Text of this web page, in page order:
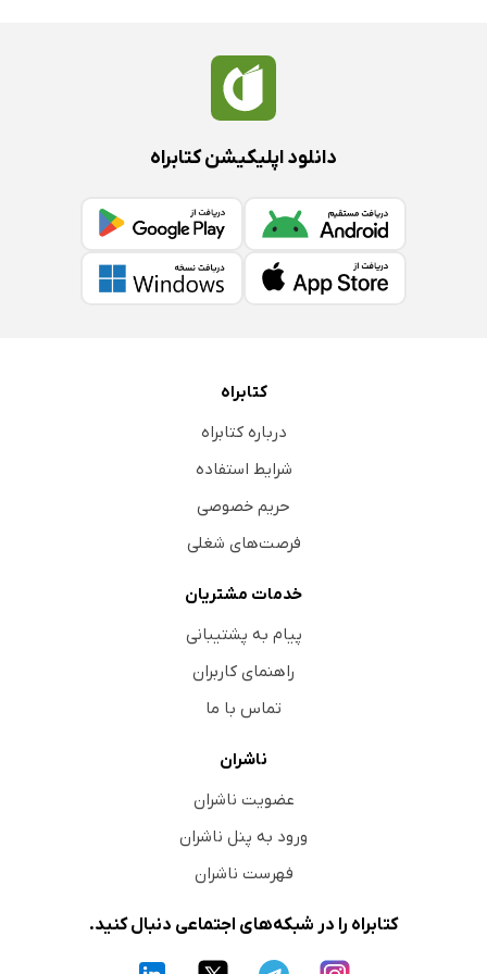
دانلود اپلیکیشن کتابراه
کتابراه
درباره کتابراه
شرایط استفاده
حریم خصوصی
فرصت‌های شغلی
خدمات مشتریان
پیام به پشتیبانی
راهنمای کاربران
تماس با ما
ناشران
عضویت ناشران
ورود به پنل ناشران
فهرست ناشران
کتابراه را در شبکه‌های اجتماعی دنبال کنید.